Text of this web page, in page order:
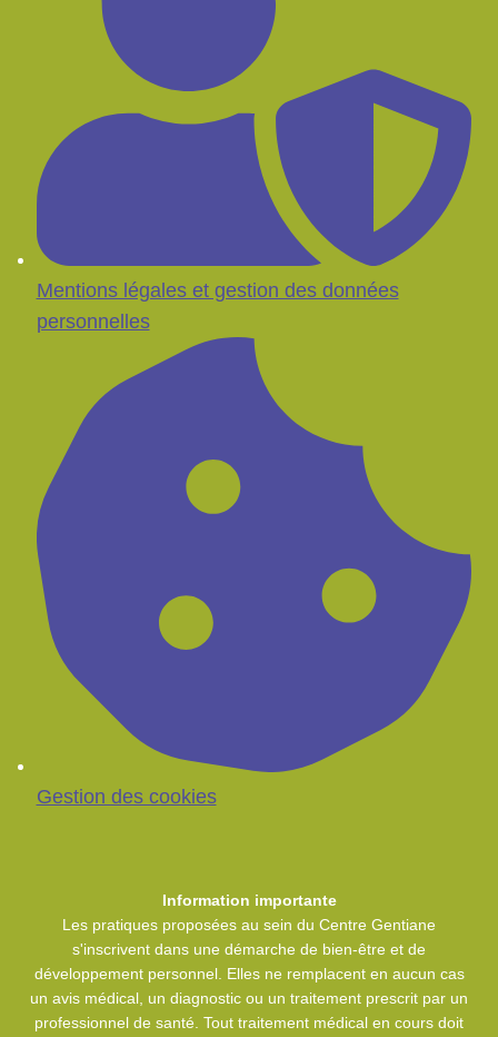
Mentions légales et gestion des données
personnelles
Gestion des cookies
Information importante
Les pratiques proposées au sein du Centre Gentiane
s'inscrivent dans une démarche de bien-être et de
développement personnel. Elles ne remplacent en aucun cas
un avis médical, un diagnostic ou un traitement prescrit par un
professionnel de santé. Tout traitement médical en cours doit